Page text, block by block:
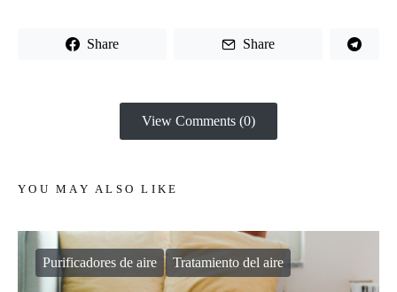
Share Share
View Comments (0)
YOU MAY ALSO LIKE
Purificadores de aire Tratamiento del aire